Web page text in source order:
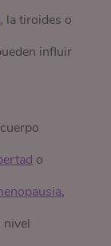
, la tiroides o
influir
o
,
nivel